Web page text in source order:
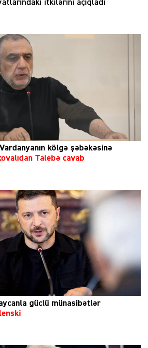
itkilərini açıqladı
kölgə şəbəkəsinə
Talebə cavab
güclü münasibətlər